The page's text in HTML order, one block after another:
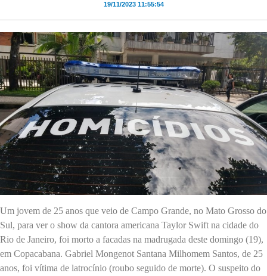
19/11/2023 11:55:54
Um jovem de 25 anos que veio de Campo Grande, no Mato Grosso do
Sul, para ver o show da cantora americana Taylor Swift na cidade do
Rio de Janeiro, foi morto a facadas na madrugada deste domingo (19),
em Copacabana. Gabriel Mongenot Santana Milhomem Santos, de 25
anos, foi vítima de latrocínio (roubo seguido de morte). O suspeito do